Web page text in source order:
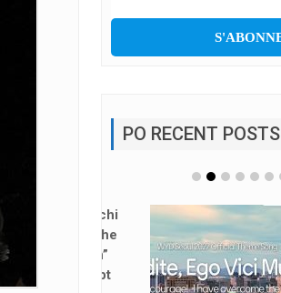
PO RECENT POSTS